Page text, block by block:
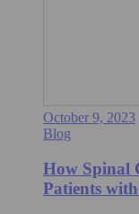
October 9, 2023
Blog
How Spinal
Patients